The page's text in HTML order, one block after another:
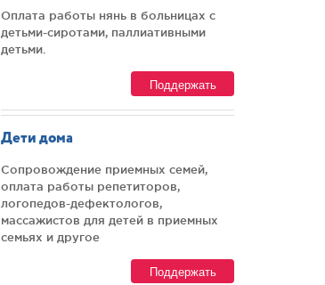
Оплата работы нянь в больницах с
детьми-сиротами, паллиативными
детьми.
Поддержать
Дети дома
Сопровождение приемных семей,
оплата работы репетиторов,
логопедов-дефектологов,
массажистов для детей в приемных
семьях и другое
Поддержать